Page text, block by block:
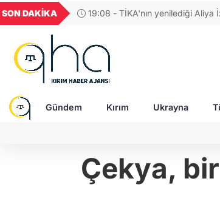
SON DAKİKA
17:42 - BM Güvenlik Konseyi,
GEL
18,2677
TND
16,3788
27,9743
Gündem Kırım Ukrayna
Çekya,